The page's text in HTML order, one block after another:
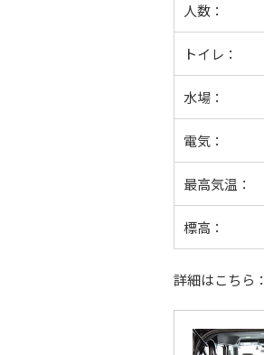
人数：
トイレ：
水場：
電気：
最高気温：
標高：
詳細はこちら：